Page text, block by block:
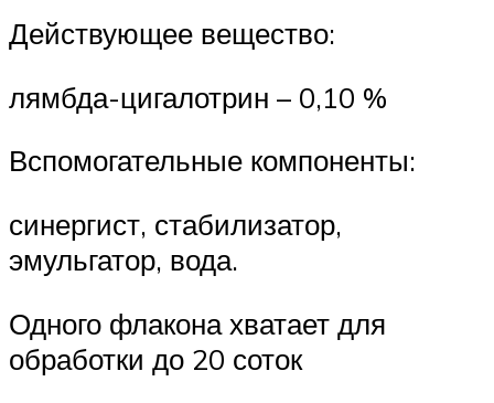
Действующее вещество:
лямбда-цигалотрин – 0,10 %
Вспомогательные компоненты:
синергист, стабилизатор,
эмульгатор, вода.
Одного флакона хватает для
обработки до 20 соток